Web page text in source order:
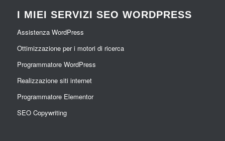
I MIEI SERVIZI SEO WORDPRESS
Assistenza WordPress
Ottimizzazione per i motori di ricerca
Programmatore WordPress
Realizzazione siti internet
Programmatore Elementor
SEO Copywriting